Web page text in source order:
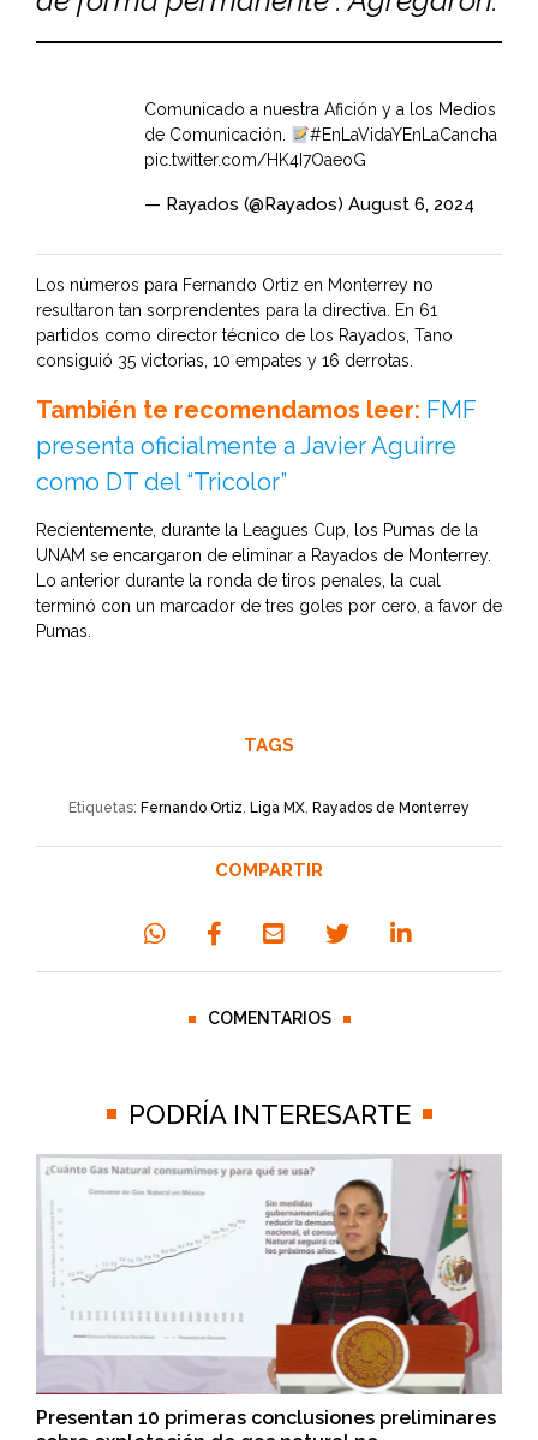
Comunicado a nuestra Afición y a los Medios
de Comunicación.
#EnLaVidaYEnLaCancha
pic.twitter.com/HK4I7OaeoG
— Rayados (@Rayados) August 6, 2024
Los números para Fernando Ortiz en Monterrey no
resultaron tan sorprendentes para la directiva. En 61
partidos como director técnico de los Rayados, Tano
consiguió 35 victorias, 10 empates y 16 derrotas.
También te recomendamos leer: FMF
presenta oficialmente a Javier Aguirre
como DT del “Tricolor”
Recientemente, durante la Leagues Cup, los Pumas de la
UNAM se encargaron de eliminar a Rayados de Monterrey.
Lo anterior durante la ronda de tiros penales, la cual
terminó con un marcador de tres goles por cero, a favor de
Pumas.
TAGS
Etiquetas: Fernando Ortiz, Liga MX, Rayados de Monterrey
COMPARTIR
COMENTARIOS
PODRÍA INTERESARTE
Presentan 10 primeras conclusiones preliminares